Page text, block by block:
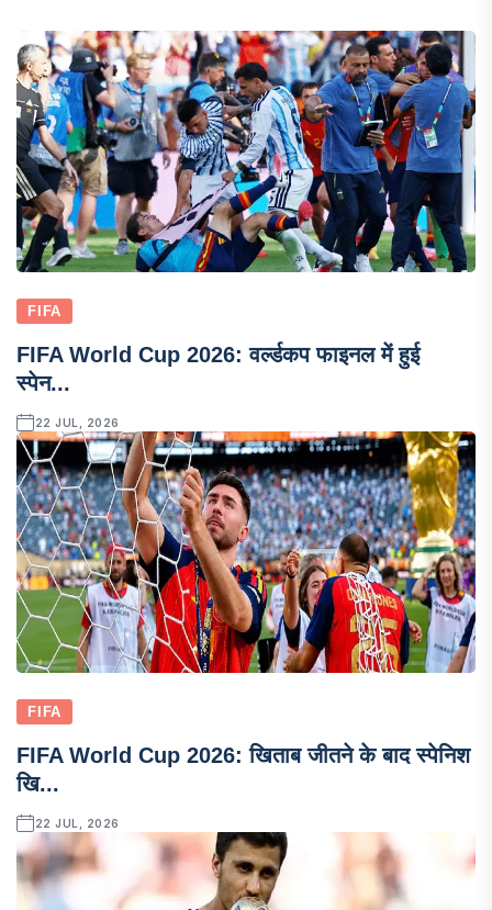
FIFA
FIFA World Cup 2026: वर्ल्डकप फाइनल में हुई
स्पेन...
22 JUL, 2026
FIFA
FIFA World Cup 2026: खिताब जीतने के बाद स्पेनिश
खि...
22 JUL, 2026